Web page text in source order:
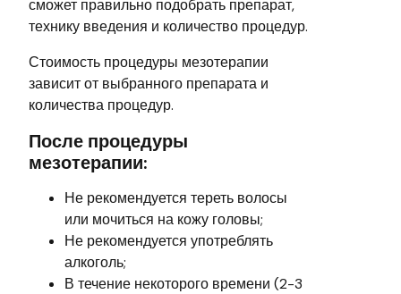
сможет правильно подобрать препарат,
технику введения и количество процедур.
Стоимость процедуры мезотерапии
зависит от выбранного препарата и
количества процедур.
После процедуры
мезотерапии:
Не рекомендуется тереть волосы
или мочиться на кожу головы;
Не рекомендуется употреблять
алкоголь;
В течение некоторого времени (2-3